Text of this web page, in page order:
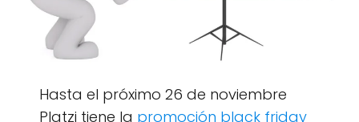
Hasta el próximo 26 de noviembre
Platzi tiene la promoción black friday